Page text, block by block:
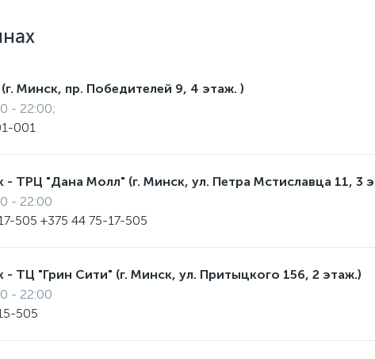
(г. Минск, пр. Победителей 9, 4 этаж. )
- 22:00;
001
- ТРЦ "Дана Молл" (г. Минск, ул. Петра Мстиславца 11, 3
- 22:00
505 +375 44 75-17-505
- ТЦ "Грин Сити" (г. Минск, ул. Притыцкого 156, 2 этаж.)
- 22:00
505